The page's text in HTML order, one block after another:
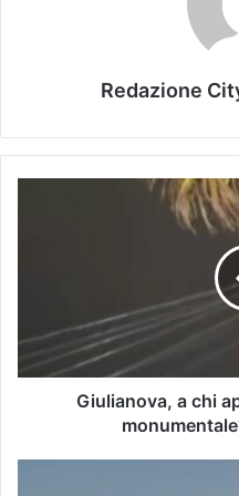
Redazione
Giulianova, a chi